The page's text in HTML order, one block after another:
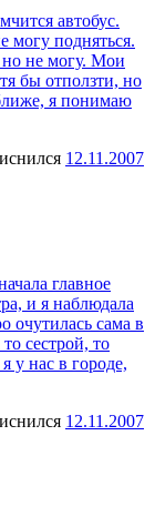
автобус.
могу подняться.
но не могу. Мои
бы отползти, но
я понимаю
12.11.2007
главное
и я наблюдала
очутилась сама в
сестрой, то
у нас в городе,
12.11.2007